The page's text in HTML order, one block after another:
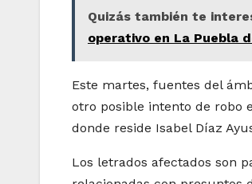
Quizás también te
operativo en La Puebla
Este martes, fuentes del
otro posible intento de robo
donde reside Isabel Díaz
Los letrados afectados son